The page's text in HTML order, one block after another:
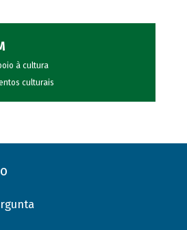
à cultura
culturais